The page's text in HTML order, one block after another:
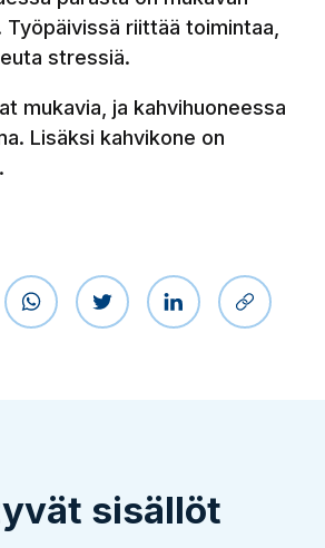
riittää toimintaa,
stressiä.
mukavia, ja kahvihuoneessa
Lisäksi kahvikone on
Jaa WhatsAppissa
Jaa Twitterissä
Jaa Kopioi
sisällöt